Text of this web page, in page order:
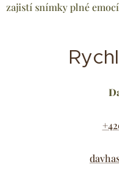
zajistí snímky plné